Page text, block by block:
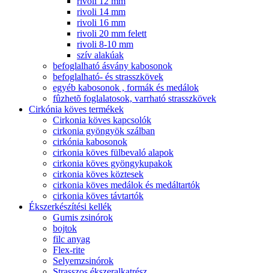
rivoli 14 mm
rivoli 16 mm
rivoli 20 mm felett
rivoli 8-10 mm
szív alakúak
befoglalható ásvány kabosonok
befoglalható- és strasszkövek
egyéb kabosonok , formák és medálok
fûzhetõ foglalatosok, varrható strasszkövek
Cirkónia köves termékek
Cirkonia köves kapcsolók
cirkonia gyöngyök szálban
cirkónia kabosonok
cirkonia köves fülbevaló alapok
cirkonia köves gyöngykupakok
cirkonia köves köztesek
cirkonia köves medálok és medáltartók
cirkonia köves távtartók
Ékszerkészítési kellék
Gumis zsinórok
bojtok
filc anyag
Flex-rite
Selyemzsinórok